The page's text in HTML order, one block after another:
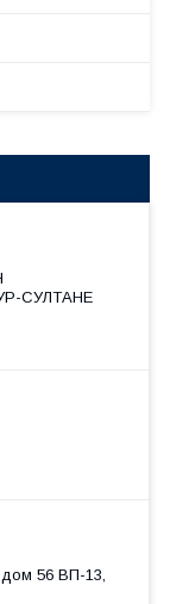
СУЛТАНЕ
56 ВП-13,